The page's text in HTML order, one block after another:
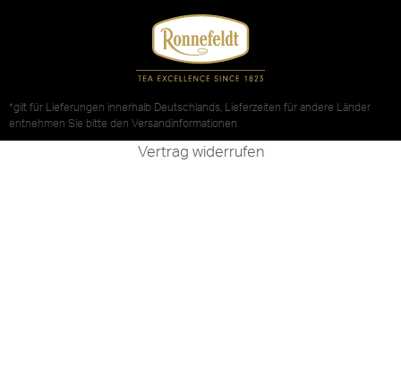
*gilt für Lieferungen innerhalb Deutschlands, Lieferzeiten für andere Länder
entnehmen Sie bitte den Versandinformationen
Vertrag widerrufen